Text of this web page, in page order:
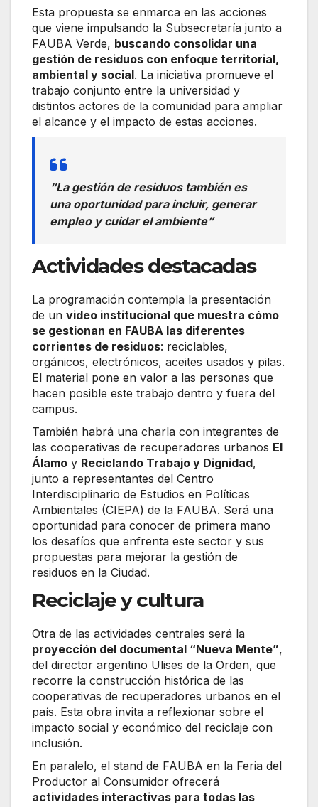
Esta propuesta se enmarca en las acciones
que viene impulsando la Subsecretaría junto a
FAUBA Verde, buscando consolidar una
gestión de residuos con enfoque territorial,
ambiental y social. La iniciativa promueve el
trabajo conjunto entre la universidad y
distintos actores de la comunidad para ampliar
el alcance y el impacto de estas acciones.
“La gestión de residuos también es
una oportunidad para incluir, generar
empleo y cuidar el ambiente”
Actividades destacadas
La programación contempla la presentación
de un video institucional que muestra cómo
se gestionan en FAUBA las diferentes
corrientes de residuos: reciclables,
orgánicos, electrónicos, aceites usados y pilas.
El material pone en valor a las personas que
hacen posible este trabajo dentro y fuera del
campus.
También habrá una charla con integrantes de
las cooperativas de recuperadores urbanos El
Álamo y Reciclando Trabajo y Dignidad,
junto a representantes del Centro
Interdisciplinario de Estudios en Políticas
Ambientales (CIEPA) de la FAUBA. Será una
oportunidad para conocer de primera mano
los desafíos que enfrenta este sector y sus
propuestas para mejorar la gestión de
residuos en la Ciudad.
Reciclaje y cultura
Otra de las actividades centrales será la
proyección del documental “Nueva Mente”,
del director argentino Ulises de la Orden, que
recorre la construcción histórica de las
cooperativas de recuperadores urbanos en el
país. Esta obra invita a reflexionar sobre el
impacto social y económico del reciclaje con
inclusión.
En paralelo, el stand de FAUBA en la Feria del
Productor al Consumidor ofrecerá
actividades interactivas para todas las